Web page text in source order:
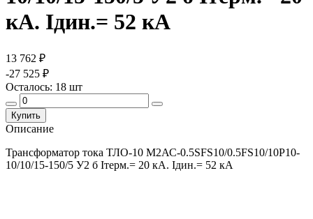
кА. Iдин.= 52 кА
13 762 ₽
-27 525 ₽
Осталось: 18 шт
Купить
Описание
Трансформатор тока ТЛО-10 М2АС-0.5SFS10/0.5FS10/10P10-
10/10/15-150/5 У2 б Iтерм.= 20 кА. Iдин.= 52 кА